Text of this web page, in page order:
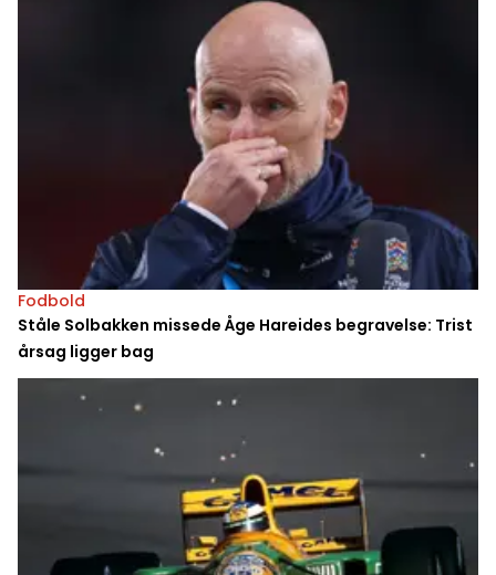
Fodbold
Ståle Solbakken missede Åge Hareides begravelse: Trist
årsag ligger bag